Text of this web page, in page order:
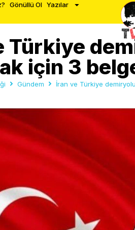
Gönüllü Ol Yazılar
Türkiye
için 3
Gündem İran ve Türkiye